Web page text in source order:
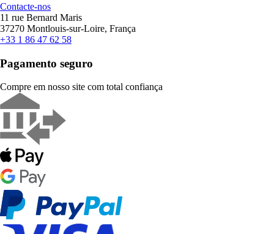
Contacte-nos
11 rue Bernard Maris
37270 Montlouis-sur-Loire, França
+33 1 86 47 62 58
Pagamento seguro
Compre em nosso site com total confiança